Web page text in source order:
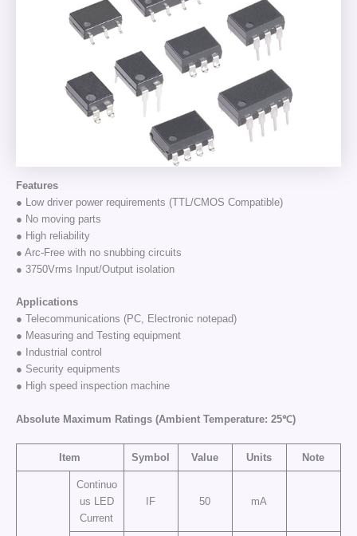
Features
● Low driver power requirements (TTL/CMOS Compatible)
● No moving parts
● High reliability
● Arc-Free with no snubbing circuits
● 3750Vrms Input/Output isolation
Applications
● Telecommunications (PC, Electronic notepad)
● Measuring and Testing equipment
● Industrial control
● Security equipments
● High speed inspection machine
Absolute Maximum Ratings (Ambient Temperature: 25℃)
Item Symbol Value Units Note
Continuo
us LED
Current
IF 50 mA